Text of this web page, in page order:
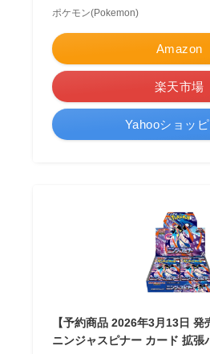
ポケモン(Pokemon)
Amazon
楽天市場
Yahooショッ
【予約商品 2026年3月13日
ニンジャスピナー カード 拡張